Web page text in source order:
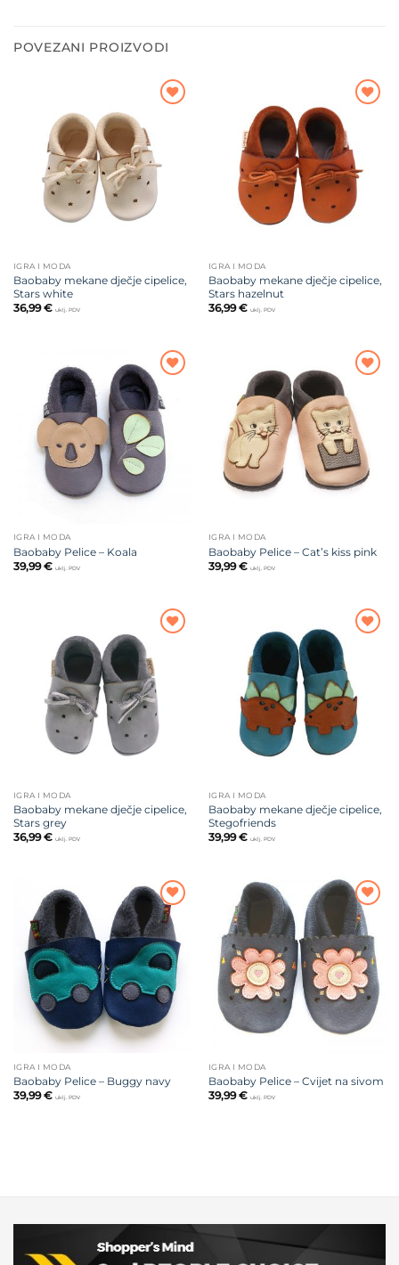
POVEZANI PROIZVODI
IGRA I MODA
Baobaby mekane dječje cipelice,
Stars white
36,99€ uklj. PDV
na listu
IGRA I MODA
Baobaby mekane dječje cipelice,
Stars hazelnut
36,99€ uklj. PDV
Dodajte
na listu
želja
IGRA I MODA
Baobaby Pelice – Koala
39,99€ uklj. PDV
Dodajte
na listu
želja
IGRA I MODA
Baobaby Pelice – Cat’s kiss pink
39,99€ uklj. PDV
na listu
želja
IGRA I MODA
Baobaby mekane dječje cipelice,
Stars grey
36,99€ uklj. PDV
Dodajte
na listu
IGRA I MODA
Baobaby mekane dječje cipelice,
Stegofriends
39,99€ uklj. PDV
Dodajte
na listu
želja
IGRA I MODA
Baobaby Pelice – Buggy navy
39,99€ uklj. PDV
Dodajte
na listu
želja
IGRA I MODA
Baobaby Pelice – Cvijet na sivom
39,99€ uklj. PDV